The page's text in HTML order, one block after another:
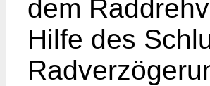
dem
Hilfe des